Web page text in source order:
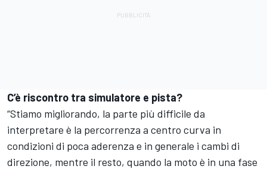
C’è riscontro tra simulatore e pista?
“Stiamo migliorando, la parte più difficile da
interpretare è la percorrenza a centro curva in
condizioni di poca aderenza e in generale i cambi di
direzione, mentre il resto, quando la moto è in una fase